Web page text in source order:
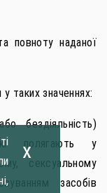
повноту наданої
таких значеннях:
бездіяльність)
полягають у
сексуальному
засобів
x